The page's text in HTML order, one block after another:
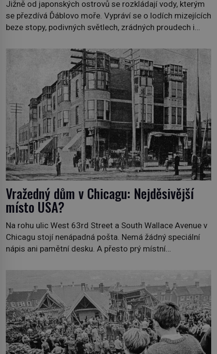
Jižně od japonských ostrovů se rozkládají vody, kterým
se přezdívá Ďáblovo moře. Vypráví se o lodích mizejících
beze stopy, podivných světlech, zrádných proudech i
dávných legendách. Je tichomořský Dračí trojúhelník
skutečně prokletým místem, nebo se zde jen
nebezpečná příroda proměnila v jednu z
nejpůsobivějších námořních záhad? […]
Vražedný dům v Chicagu: Nejděsivější
místo USA?
Na rohu ulic West 63rd Street a South Wallace Avenue v
Chicagu stojí nenápadná pošta. Nemá žádný speciální
nápis ani pamětní desku. A přesto prý místní
sídlil sériový vrah H. H. Holmes a také nejpropracovanější
past na lidi v dějinách americké kriminalistiky. Herman
Webster Mudgett (1861–1896) přijíždí […]